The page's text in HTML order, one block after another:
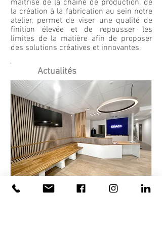
Découvrir
maitrise de la chaine de production, de
la création à la fabrication au sein notre
atelier, permet de viser une qualité de
finition élevée et de repousser les
limites de la matière afin de proposer
des solutions créatives et innovantes.
Actualités